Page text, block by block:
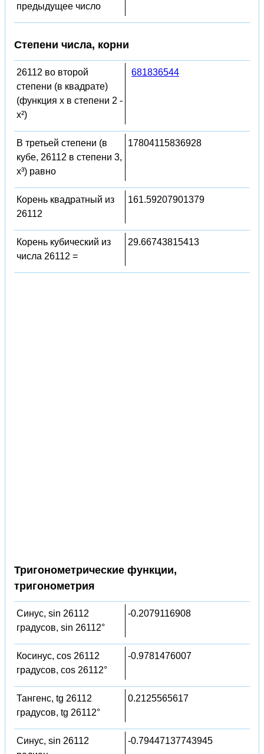
предыдущее число
Степени числа, корни
26112 во второй
степени (в квадрате)
(функция x в степени 2 -
x²)
681836544
В третьей степени (в
кубе, 26112 в степени 3,
x³) равно
17804115836928
Корень квадратный из
26112
161.59207901379
Корень кубический из
числа 26112 =
29.66743815413
Тригонометрические функции,
тригонометрия
Синус, sin 26112
градусов, sin 26112°
-0.2079116908
Косинус, cos 26112
градусов, cos 26112°
-0.9781476007
Тангенс, tg 26112
градусов, tg 26112°
0.2125565617
Синус, sin 26112
-0.79447137743945